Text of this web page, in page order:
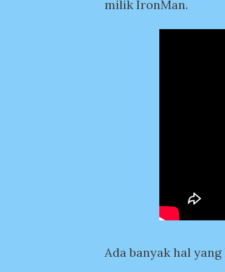
milik IronMan.
Ada banyak hal